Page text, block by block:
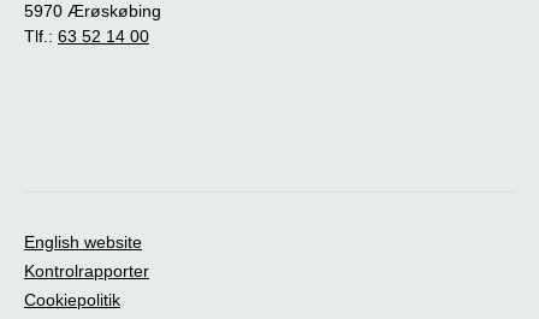
5970 Ærøskøbing
Tlf.: 63 52 14 00
English website
Kontrolrapporter
Cookiepolitik